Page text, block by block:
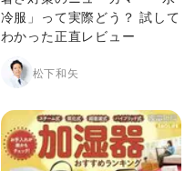
冷服」って実際どう？ 試して
わかった正直レビュー
松下和矢